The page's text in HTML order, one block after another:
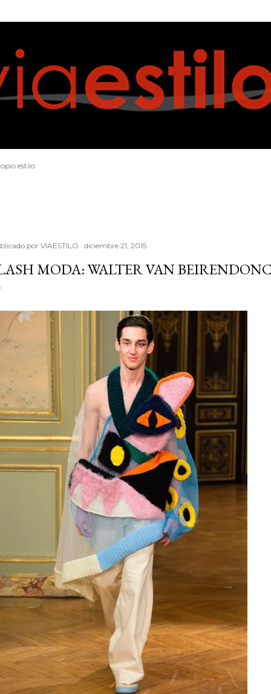
estilo
por VIAESTILO diciembre 21, 2015
MODA: WALTER VAN